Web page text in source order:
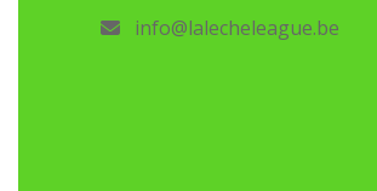
info@lalecheleague.be